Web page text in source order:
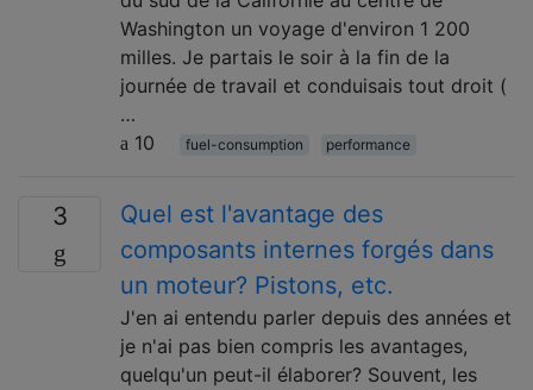
Washington un voyage d'environ 1 200
milles. Je partais le soir à la fin de la
journée de travail et conduisais tout droit (
…
10
fuel-consumption performance
3
Quel est l'avantage des
composants internes forgés dans
un moteur? Pistons, etc.
J'en ai entendu parler depuis des années et
je n'ai pas bien compris les avantages,
quelqu'un peut-il élaborer? Souvent, les